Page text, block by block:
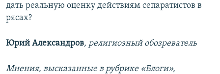
дать реальную оценку действиям сепаратистов в
рясах?
Юрий Александров, религиозный обозреватель
Мнения, высказанные в рубрике «Блоги»,